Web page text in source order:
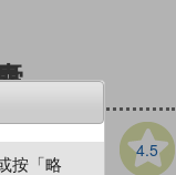
4.5
按「略